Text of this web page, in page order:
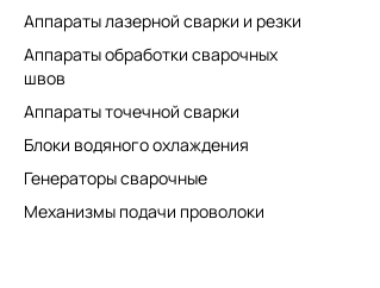
Аппараты лазерной сварки и резки
Аппараты обработки сварочных
швов
Аппараты точечной сварки
Блоки водяного охлаждения
Генераторы сварочные
Механизмы подачи проволоки